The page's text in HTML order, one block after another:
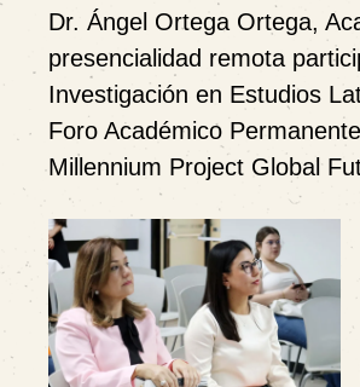
Dr. Ángel Ortega Ortega,
presencialidad remota
Investigación en Estudios
Foro Académico
Millennium Project Global